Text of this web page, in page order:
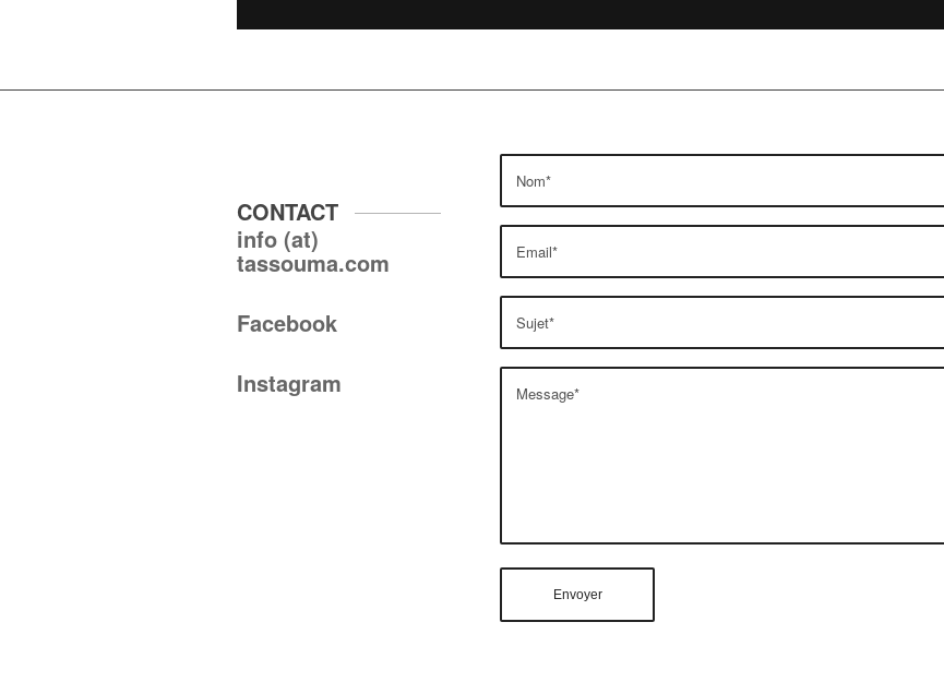
CONTACT
info (at)
tassouma.com
Facebook
Instagram